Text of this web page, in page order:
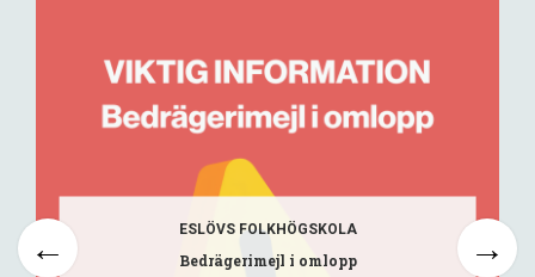
ESLÖVS FOLKHÖGSKOLA
Bedrägerimejl i omlopp